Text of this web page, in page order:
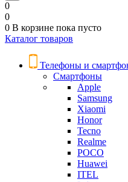
0
0
0 В корзине пока пусто
Каталог товаров
Телефоны и
Смартфоны
Apple
Samsung
Xiaomi
Honor
Tecno
Realme
POCO
Huawei
ITEL